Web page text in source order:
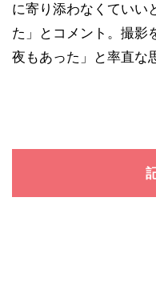
に寄り添わなくていい
た」とコメント。撮影
夜もあった」と率直な